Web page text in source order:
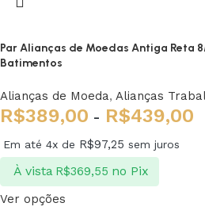
Par Alianças de Moedas Antiga Reta
Batimentos
Alianças de Moeda, Alianças
R$389,00 - R$439,00
Em até 4x de R$97,25 sem juros
À vista R$369,55 no Pix
Ver opções